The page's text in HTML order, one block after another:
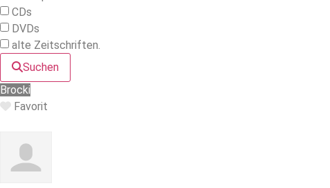
CDs
DVDs
alte Zeitschriften.
Suchen
Brocki
Favorit